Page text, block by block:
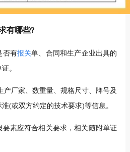
有哪些?
否有报关单、合同和生产企业出具的
。
产厂家、数重量、规格尺寸、牌号及
(或双方约定的技术要求)等信息。
要素应符合相关要求，相关随附单证